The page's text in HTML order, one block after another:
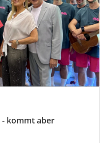
- kommt aber